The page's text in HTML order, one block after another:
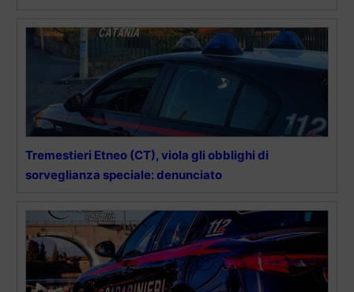
Tremestieri Etneo (CT), viola gli obblighi di
sorveglianza speciale: denunciato